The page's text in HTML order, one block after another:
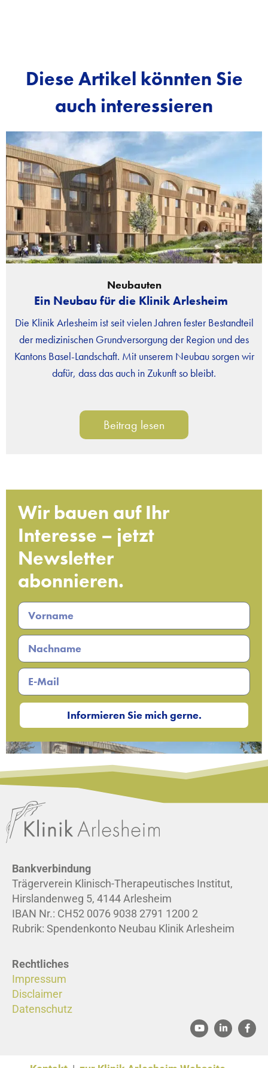
Diese Artikel könnten Sie
auch interessieren
Neubauten
Ein Neubau für die Klinik Arlesheim
Die Klinik Arlesheim ist seit vielen Jahren fester Bestandteil
der medizinischen Grundversorgung der Region und des
Kantons Basel-Landschaft. Mit unserem Neubau sorgen wir
dafür, dass das auch in Zukunft so bleibt.
Beitrag lesen
Wir bauen auf Ihr
Interesse – jetzt
Newsletter
abonnieren.
Informieren Sie mich gerne.
Bankverbindung
Trägerverein Klinisch-Therapeutisches Institut,
Hirslandenweg 5, 4144 Arlesheim
IBAN Nr.: CH52 0076 9038 2791 1200 2
Rubrik: Spendenkonto Neubau Klinik Arlesheim
Rechtliches
Impressum
Disclaimer
Datenschutz